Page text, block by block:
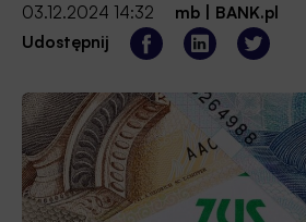
03.12.2024 14:32 mb
BANK.pl
Udostępnij